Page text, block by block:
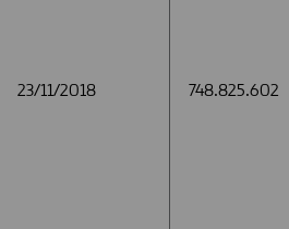
23/11/2018
23/11/2018 748.825.602